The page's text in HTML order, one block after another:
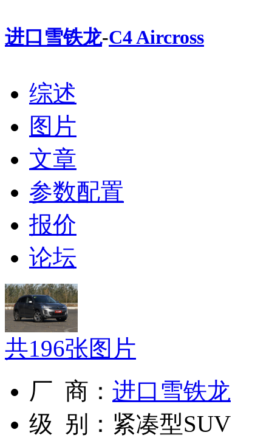
进口雪铁龙-C4 Aircross
综述
图片
文章
参数配置
报价
论坛
共196张图片
厂 商： 进口雪铁龙
级 别： 紧凑型SUV